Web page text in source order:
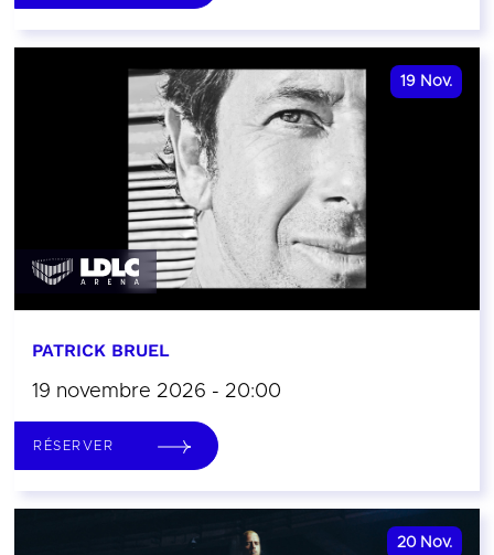
19 Nov.
PATRICK BRUEL
19 novembre 2026 - 20:00
RÉSERVER
20 Nov.